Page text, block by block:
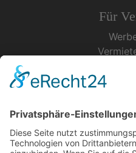
Für
Bücher,